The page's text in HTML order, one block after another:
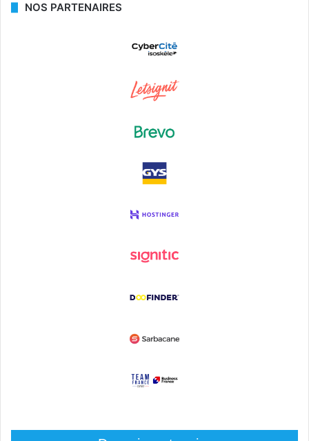
NOS PARTENAIRES